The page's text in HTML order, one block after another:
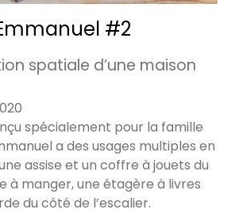
#2
spatiale d’une maison
spécialement pour la famille
a des usages multiples en
assise et un coffre à jouets du
à manger, une étagère à livres
du côté de l’escalier.